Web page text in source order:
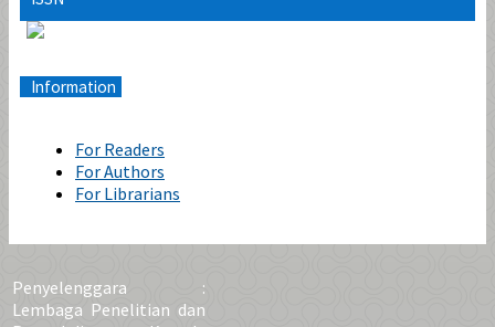
Information
For Readers
For Authors
For Librarians
Penyelenggara :
Lembaga Penelitian dan